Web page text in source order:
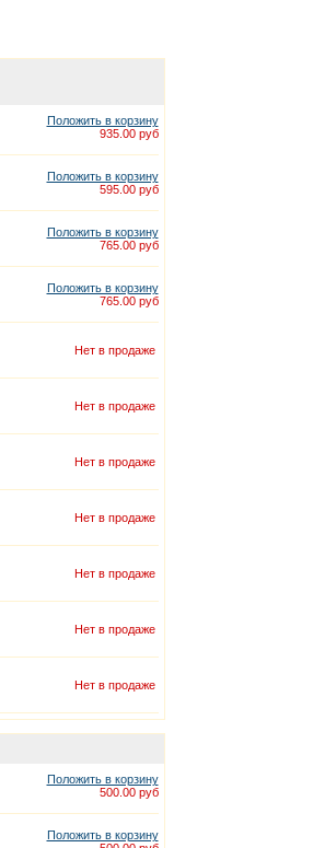
Положить в корзину
935.00 руб
Положить в корзину
595.00 руб
Положить в корзину
765.00 руб
Положить в корзину
765.00 руб
Нет в продаже
Нет в продаже
Нет в продаже
Нет в продаже
Нет в продаже
Нет в продаже
Нет в продаже
Положить в корзину
500.00 руб
Положить в корзину